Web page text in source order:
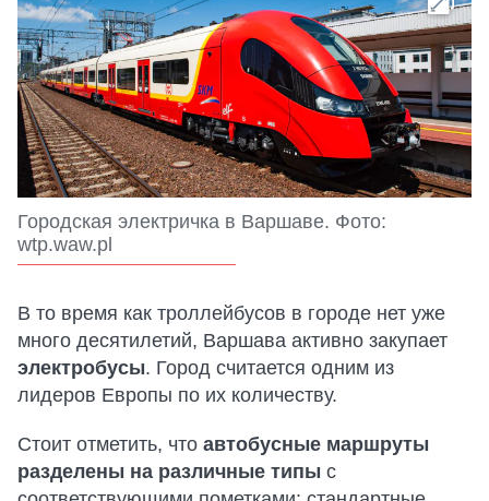
Городская электричка в Варшаве. Фото:
wtp.waw.pl
В то время как троллейбусов в городе нет уже
много десятилетий, Варшава активно закупает
электробусы. Город считается одним из
лидеров Европы по их количеству.
Стоит отметить, что автобусные маршруты
разделены на различные типы с